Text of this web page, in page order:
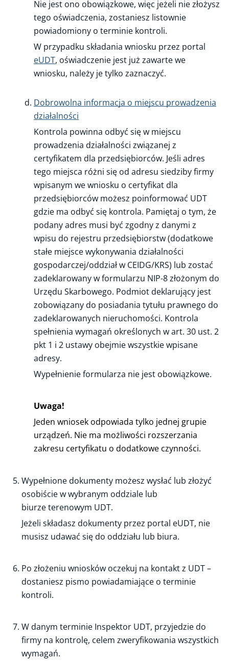
Nie jest ono obowiązkowe, więc jeżeli nie złożysz
tego oświadczenia, zostaniesz listownie
powiadomiony o terminie kontroli.
W przypadku składania wniosku przez portal
eUDT, oświadczenie jest już zawarte we
wniosku, należy je tylko zaznaczyć.
Dobrowolna informacja o miejscu prowadzenia
działalności
Kontrola powinna odbyć się w miejscu
prowadzenia działalności związanej z
certyfikatem dla przedsiębiorców. Jeśli adres
tego miejsca różni się od adresu siedziby firmy
wpisanym we wniosku o certyfikat dla
przedsiębiorców możesz poinformować UDT
gdzie ma odbyć się kontrola. Pamiętaj o tym, że
podany adres musi być zgodny z danymi z
wpisu do rejestru przedsiębiorstw (dodatkowe
stałe miejsce wykonywania działalności
gospodarczej/oddział w CEIDG/KRS) lub zostać
zadeklarowany w formularzu NIP-8 złożonym do
Urzędu Skarbowego. Podmiot deklarujący jest
zobowiązany do posiadania tytułu prawnego do
zadeklarowanych nieruchomości. Kontrola
spełnienia wymagań określonych w art. 30 ust. 2
pkt 1 i 2 ustawy obejmie wszystkie wpisane
adresy.
Wypełnienie formularza nie jest obowiązkowe.
Uwaga!
Jeden wniosek odpowiada tylko jednej grupie
urządzeń. Nie ma możliwości rozszerzania
zakresu certyfikatu o dodatkowe czynności.
Wypełnione dokumenty możesz wysłać lub złożyć
osobiście w wybranym oddziale lub
biurze terenowym UDT.
Jeżeli składasz dokumenty przez portal eUDT, nie
musisz udawać się do oddziału lub biura.
Po złożeniu wniosków oczekuj na kontakt z UDT –
dostaniesz pismo powiadamiające o terminie
kontroli.
W danym terminie Inspektor UDT, przyjedzie do
firmy na kontrolę, celem zweryfikowania wszystkich
wymagań.